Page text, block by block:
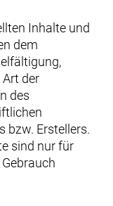
Inhalte und
dem
der
des
bzw. Erstellers.
sind nur für